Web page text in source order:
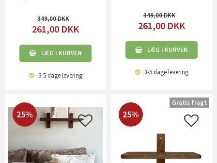
349,00
261,00 DKK
LÆG I KURVEN
3-5 dagelevering
349,00
261,00 DKK
LÆG I KURVEN
3-5 dagelevering
25% 25%
Gratis fragt